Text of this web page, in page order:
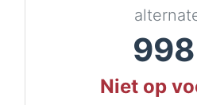
998
Niet op